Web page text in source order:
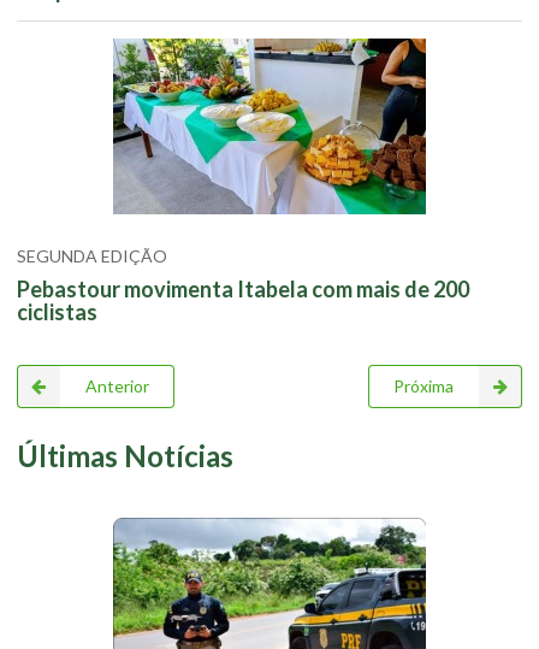
SEGUNDA EDIÇÃO
Pebastour movimenta Itabela com mais de 200
ciclistas
Anterior Próxima
Últimas Notícias